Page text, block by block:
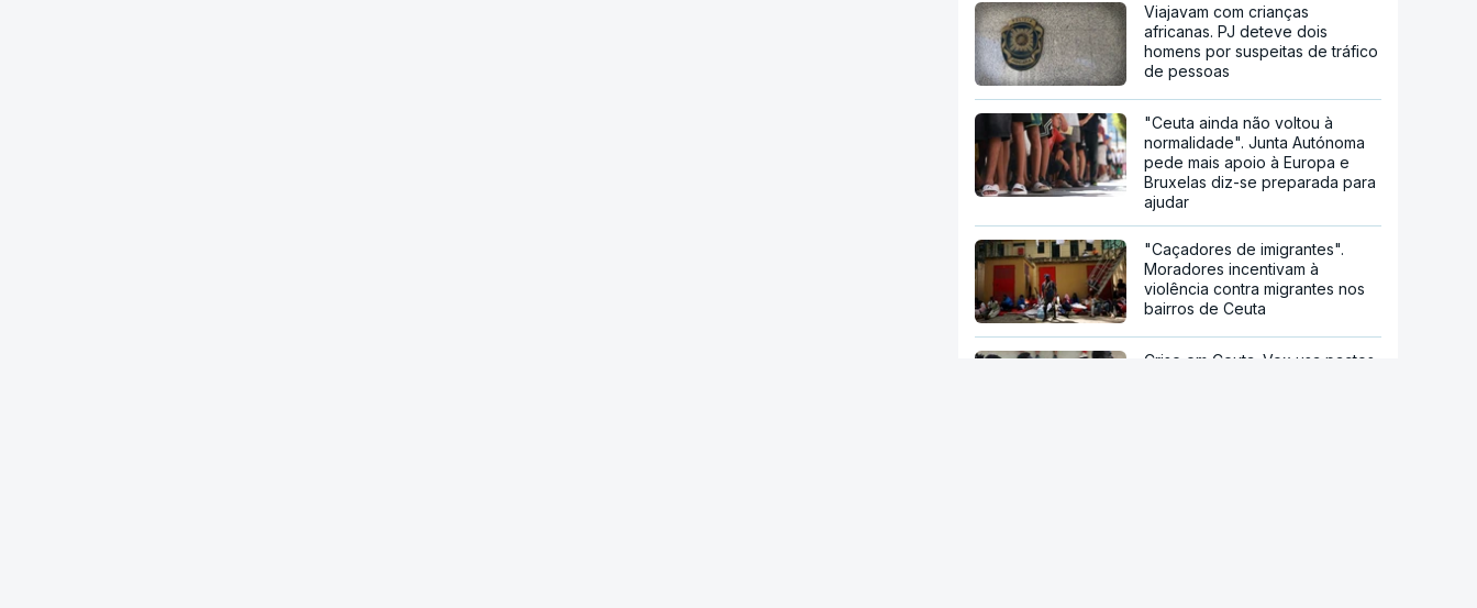
Viajavam com crianças
africanas. PJ deteve dois
homens por suspeitas de tráfico
de pessoas
"Ceuta ainda não voltou à
normalidade". Junta Autónoma
pede mais apoio à Europa e
Bruxelas diz-se preparada para
ajudar
"Caçadores de imigrantes".
Moradores incentivam à
violência contra migrantes nos
bairros de Ceuta
Crise em Ceuta. Vox usa pactos